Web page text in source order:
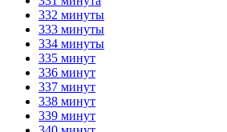
332 минуты
333 минуты
334 минуты
335 минут
336 минут
337 минут
338 минут
339 минут